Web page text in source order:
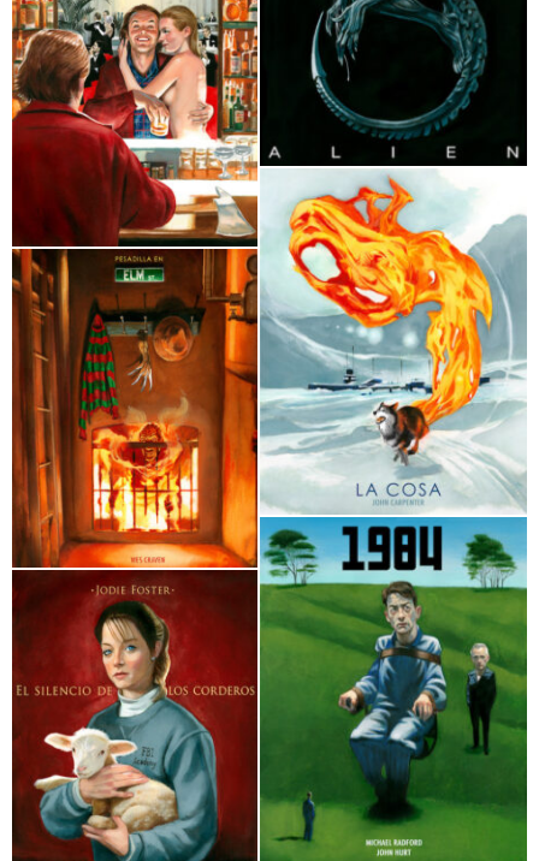
Tiburón Fernando Vicente
Carrie Fernando Vicente
Alien Fernando Vicente
El resplandor Fernando Vicente
La cosa Fernando Vicente
Pesadilla en Elm Street Fernando